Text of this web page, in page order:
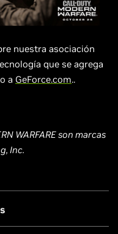
nuestra asociación
que se agrega
a GeForce.com..
WARFARE son marcas
Inc.